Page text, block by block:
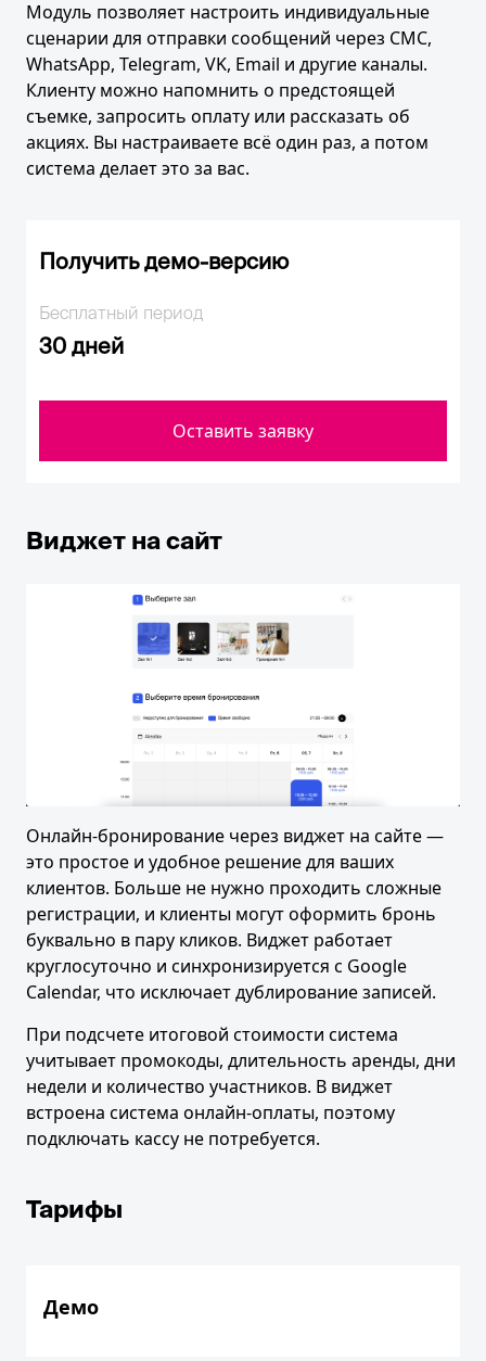
Модуль позволяет настроить индивидуальные
сценарии для отправки сообщений через СМС,
WhatsApp, Telegram, VK, Email и другие каналы.
Клиенту можно напомнить о предстоящей
съемке, запросить оплату или рассказать об
акциях. Вы настраиваете всё один раз, а потом
система делает это за вас.
Получить демо-версию
Бесплатный период
30 дней
Оставить заявку
Виджет на сайт
Онлайн-бронирование через виджет на сайте —
это простое и удобное решение для ваших
клиентов. Больше не нужно проходить сложные
регистрации, и клиенты могут оформить бронь
буквально в пару кликов. Виджет работает
круглосуточно и синхронизируется с Google
Calendar, что исключает дублирование записей.
При подсчете итоговой стоимости система
учитывает промокоды, длительность аренды, дни
недели и количество участников. В виджет
встроена система онлайн-оплаты, поэтому
подключать кассу не потребуется.
Тарифы
Демо